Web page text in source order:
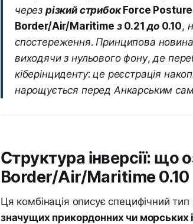
через різкий стрибок Force
Border/Air/Maritime з 0.21 до 0.10,
спостереження. Принципова
виходячи з нульового фону, де
кіберінциденту: це реєстрація
нарощується перед Анкарським
Структура інверсії: що
Border/Air/Maritime 0.10
Ця комбінація описує специфічний тип
значущих прикордонних чи морських